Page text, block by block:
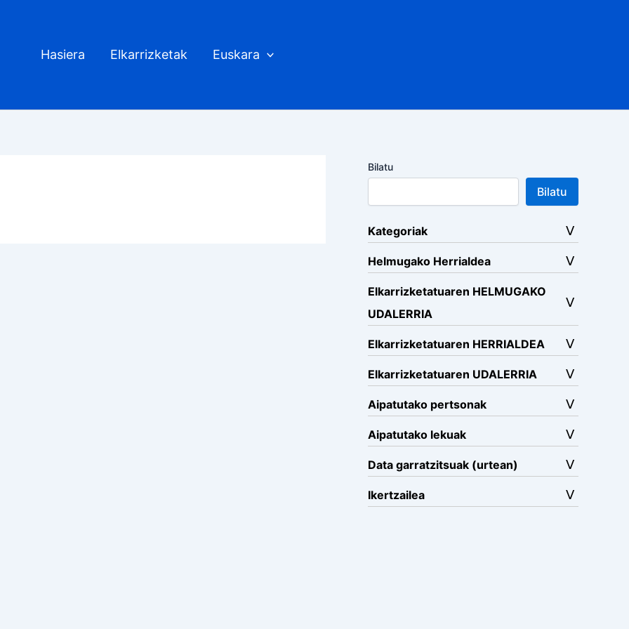
Hasiera Elkarrizketak Euskara
Bilatu
Bilatu
Kategoriak
Helmugako Herrialdea
Elkarrizketatuaren HELMUGAKO
UDALERRIA
Elkarrizketatuaren HERRIALDEA
Elkarrizketatuaren UDALERRIA
Aipatutako pertsonak
Aipatutako lekuak
Data garratzitsuak (urtean)
Ikertzailea